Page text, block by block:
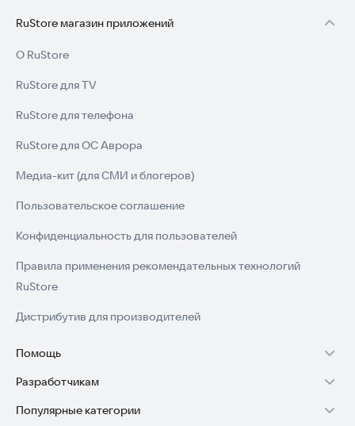
RuStore магазин приложений
О RuStore
RuStore для TV
RuStore для телефона
RuStore для ОС Аврора
Медиа-кит (для СМИ и блогеров)
Пользовательское соглашение
Конфиденциальность для пользователей
Правила применения рекомендательных технологий
RuStore
Дистрибутив для производителей
Помощь
Установка RuStore на TV
Установка RuStore на телефон
Разработчикам
Зарабатывать с RuStore
Популярные категории